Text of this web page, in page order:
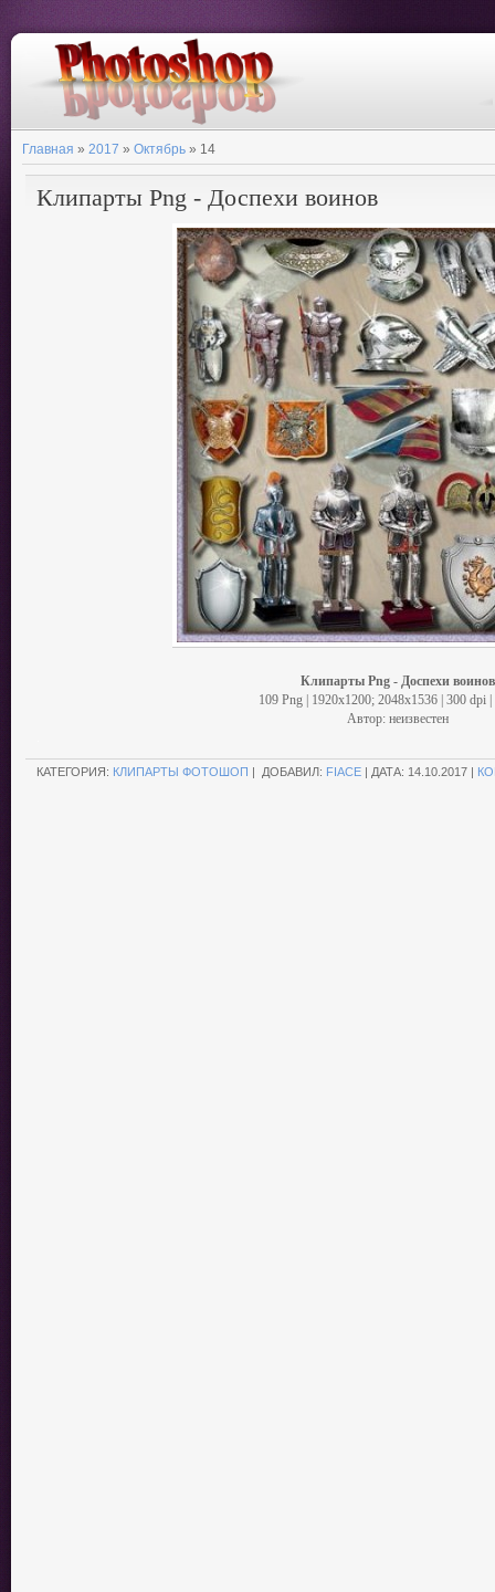
Главная » 2017 » Октябрь » 14
Клипарты Png - Доспехи воинов
Клипарты Png - Доспехи воинов
109 Png | 1920x1200; 2048х1536 | 300 dpi
Автор: неизвестен
КАТЕГОРИЯ: КЛИПАРТЫ ФОТОШОП | ДОБАВИЛ: FIACE | ДАТА: 14.10.2017 |